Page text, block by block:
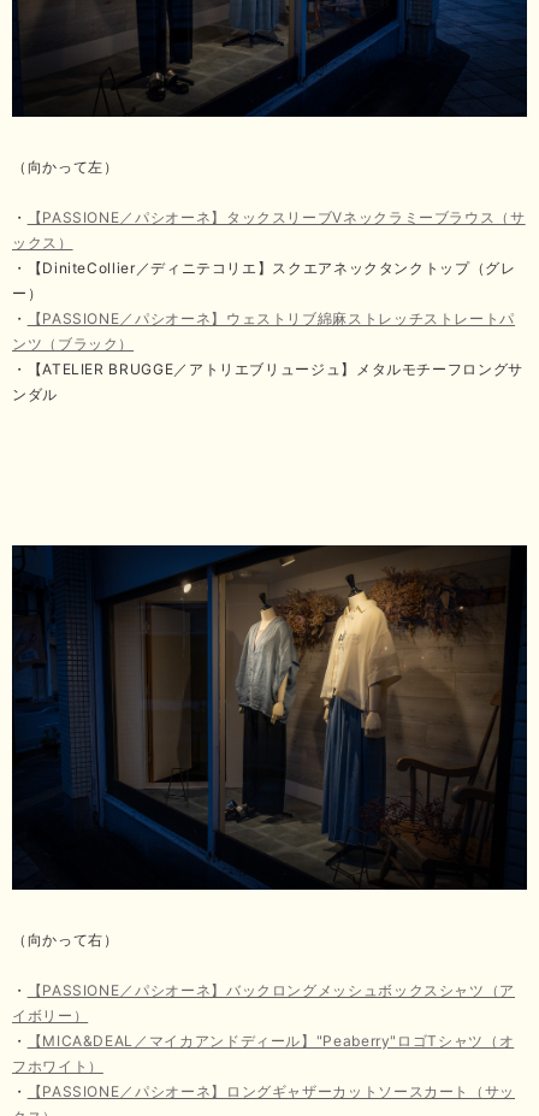
（向かって左）
・
【PASSIONE／パシオーネ】タックスリーブVネックラミーブラウス（サ
ックス）
・【DiniteCollier／ディニテコリエ】スクエアネックタンクトップ（グレ
ー）
・
【PASSIONE／パシオーネ】ウェストリブ綿麻ストレッチストレートパ
ンツ（ブラック）
・【ATELIER BRUGGE／アトリエブリュージュ】メタルモチーフロングサ
ンダル
（向かって右）
・
【PASSIONE／パシオーネ】バックロングメッシュボックスシャツ（ア
イボリー）
・
【MICA&DEAL／マイカアンドディール】"Peaberry"ロゴTシャツ（オ
フホワイト）
・
【PASSIONE／パシオーネ】ロングギャザーカットソースカート（サッ